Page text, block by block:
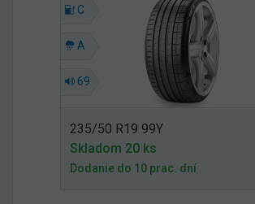
C
A
69
235/50 R19 99Y
Skladom 20 ks
Dodanie do 10 prac. dní